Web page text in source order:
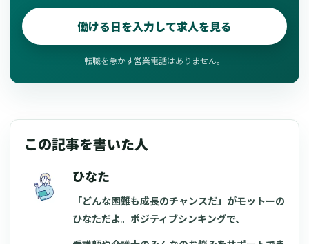
働ける日を入力して求人を見る
転職を急かす営業電話はありません。
この記事を書いた人
ひなた
「どんな困難も成長のチャンスだ」がモットーの
ひなただよ。ポジティブシンキングで、